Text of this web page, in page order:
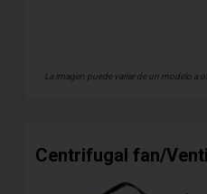
La imagen puede variar de un modelo a
Centrifugal fan/